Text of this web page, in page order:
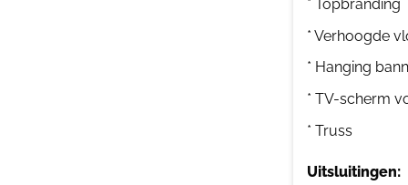
* Topbranding
* Verhoogde
* Hanging
* TV-scherm
* Truss
Uitsluitingen: